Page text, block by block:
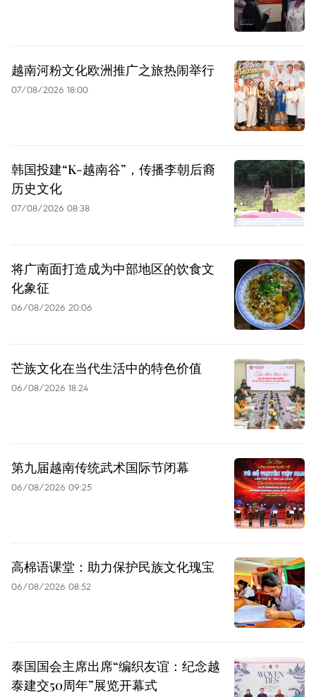
越南河粉文化欧洲推广之旅热闹举行
07/08/2026 18:00
韩国投建“K-越南谷”，传播李朝后裔
历史文化
07/08/2026 08:38
将广南面打造成为中部地区的饮食文
化象征
06/08/2026 20:06
芒族文化在当代生活中的特色价值
06/08/2026 18:24
第九届越南传统武术国际节闭幕
06/08/2026 09:25
高棉语课堂：助力保护民族文化瑰宝
06/08/2026 08:52
泰国国会主席出席“编织友谊：纪念越
泰建交50周年”展览开幕式